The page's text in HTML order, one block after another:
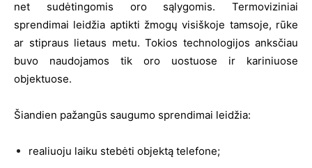
net sudėtingomis oro sąlygomis. Termoviziniai
sprendimai leidžia aptikti žmogų visiškoje tamsoje, rūke
ar stipraus lietaus metu. Tokios technologijos anksčiau
buvo naudojamos tik oro uostuose ir kariniuose
objektuose.
Šiandien pažangūs saugumo sprendimai leidžia:
realiuoju laiku stebėti objektą telefone;